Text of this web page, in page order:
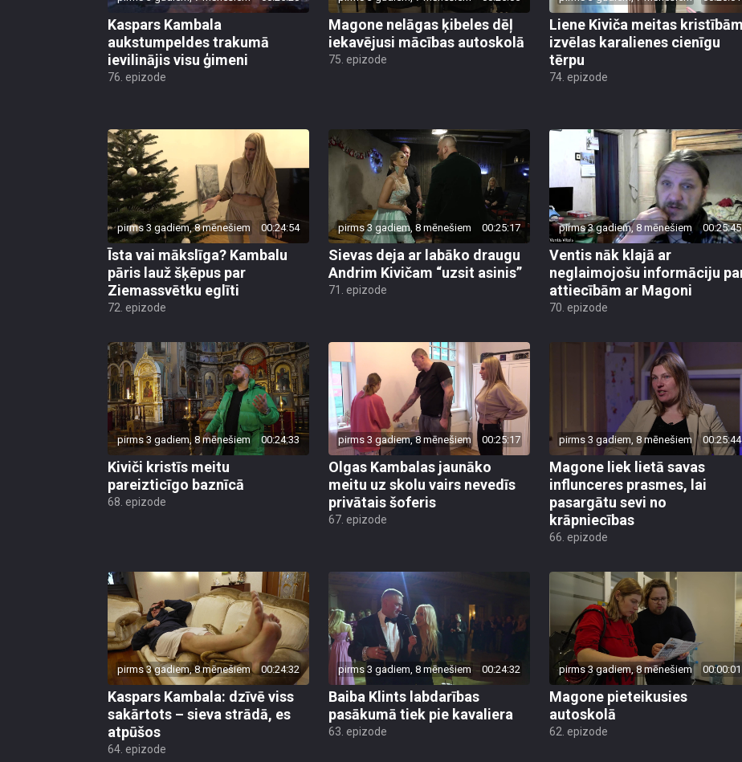
Kaspars Kambala
aukstumpeldes trakumā
ievilinājis visu ģimeni
76. epizode
Magone nelāgas ķibeles dēļ
iekavējusi mācības autoskolā
75. epizode
Liene Kiviča meitas kristībām
izvēlas karalienes cienīgu
tērpu
74. epizode
pirms 3 gadiem, 8 mēnešiem 00:24:54
Īsta vai mākslīga? Kambalu
pāris lauž šķēpus par
Ziemassvētku eglīti
72. epizode
pirms 3 gadiem, 8 mēnešiem 00:25:17
Sievas deja ar labāko draugu
Andrim Kivičam “uzsit asinis”
71. epizode
pirms 3 gadiem, 8 mēnešiem 00:25:45
Ventis nāk klajā ar
neglaimojošu informāciju par
attiecībām ar Magoni
70. epizode
pirms 3 gadiem, 8 mēnešiem 00:24:33
Kiviči kristīs meitu
pareizticīgo baznīcā
68. epizode
pirms 3 gadiem, 8 mēnešiem 00:25:17
Olgas Kambalas jaunāko
meitu uz skolu vairs nevedīs
privātais šoferis
67. epizode
pirms 3 gadiem, 8 mēnešiem 00:25:44
Magone liek lietā savas
influnceres prasmes, lai
pasargātu sevi no
krāpniecības
66. epizode
pirms 3 gadiem, 8 mēnešiem 00:24:32
Kaspars Kambala: dzīvē viss
sakārtots – sieva strādā, es
atpūšos
64. epizode
pirms 3 gadiem, 8 mēnešiem
Baiba Klints labdarības
pasākumā tiek pie kavaliera
63. epizode
pirms 3 gadiem, 8 mēnešiem
Magone pieteikusies
autoskolā
62. epizode